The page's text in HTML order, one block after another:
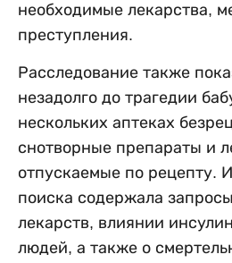
необходимые лекарства,
преступления.
Расследование также
незадолго до трагедии
нескольких аптеках
снотворные препараты и
отпускаемые по рецепту.
поиска содержала
лекарств, влиянии
людей, а также о